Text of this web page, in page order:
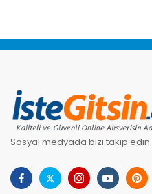
Sosyal medyada bizi takip edin.